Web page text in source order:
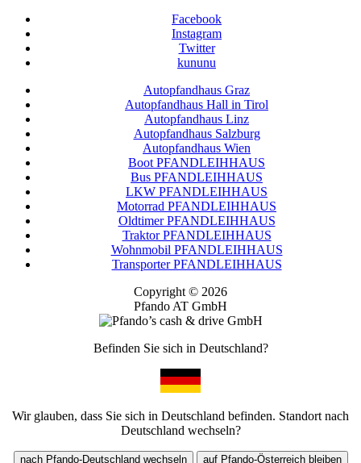
Facebook
Instagram
Twitter
kununu
Autopfandhaus Graz
Autopfandhaus Hall in Tirol
Autopfandhaus Linz
Autopfandhaus Salzburg
Autopfandhaus Wien
Boot PFANDLEIHHAUS
Bus PFANDLEIHHAUS
LKW PFANDLEIHHAUS
Motorrad PFANDLEIHHAUS
Oldtimer PFANDLEIHHAUS
Traktor PFANDLEIHHAUS
Wohnmobil PFANDLEIHHAUS
Transporter PFANDLEIHHAUS
Copyright © 2026
Pfando AT GmbH
Befinden Sie sich in Deutschland?
Wir glauben, dass Sie sich in Deutschland befinden. Standort nach
Deutschland wechseln?
nach Pfando-Deutschland wechseln auf Pfando-Österreich bleiben